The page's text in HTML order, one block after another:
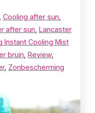
Cooling after sun
after sun Lancaster
Instant Cooling Mist
bruin Review,
, Zonbescherming